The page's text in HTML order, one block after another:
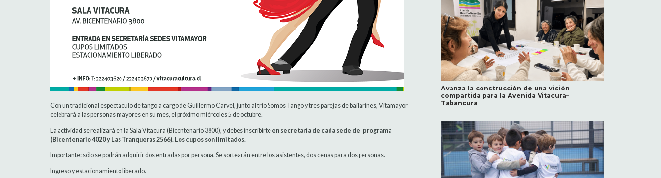
Con un tradicional espectáculo de tango a cargo de Guillermo Carvel, junto al trío Somos Tango y tres parejas de bailarines, Vitamayor
celebrará a las personas mayores en su mes, el próximo miércoles 5 de octubre.
La actividad se realizará en la Sala Vitacura (Bicentenario 3800), y debes inscribirte en secretaría de cada sede del programa
(Bicentenario 4020 y Las Tranqueras 2566). Los cupos son limitados.
Importante: sólo se podrán adquirir dos entradas por persona. Se sortearán entre los asistentes, dos cenas para dos personas.
Ingreso y estacionamiento liberado.
Avanza la construcción de una visión
compartida para la Avenida Vitacura–
Tabancura